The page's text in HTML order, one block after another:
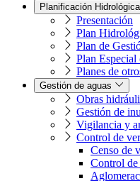
Planificación Hidrológica
Presentación
Plan
Plan de
Plan Especial
Planes de
Gestión de aguas
Obras
Gestión de
Vigilancia y
Control de
Censo de
Control de